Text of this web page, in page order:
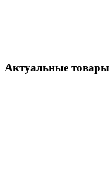
Актуальные товары